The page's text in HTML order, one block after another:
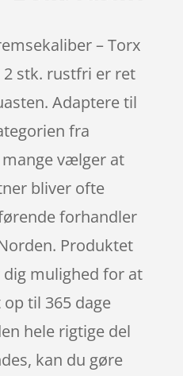
– Torx
2 stk. rustfri er ret
Adaptere til
fra
vælger at
bliver ofte
forhandler
Produktet
mulighed for at
til 365 dage
hele rigtige del
kan du gøre